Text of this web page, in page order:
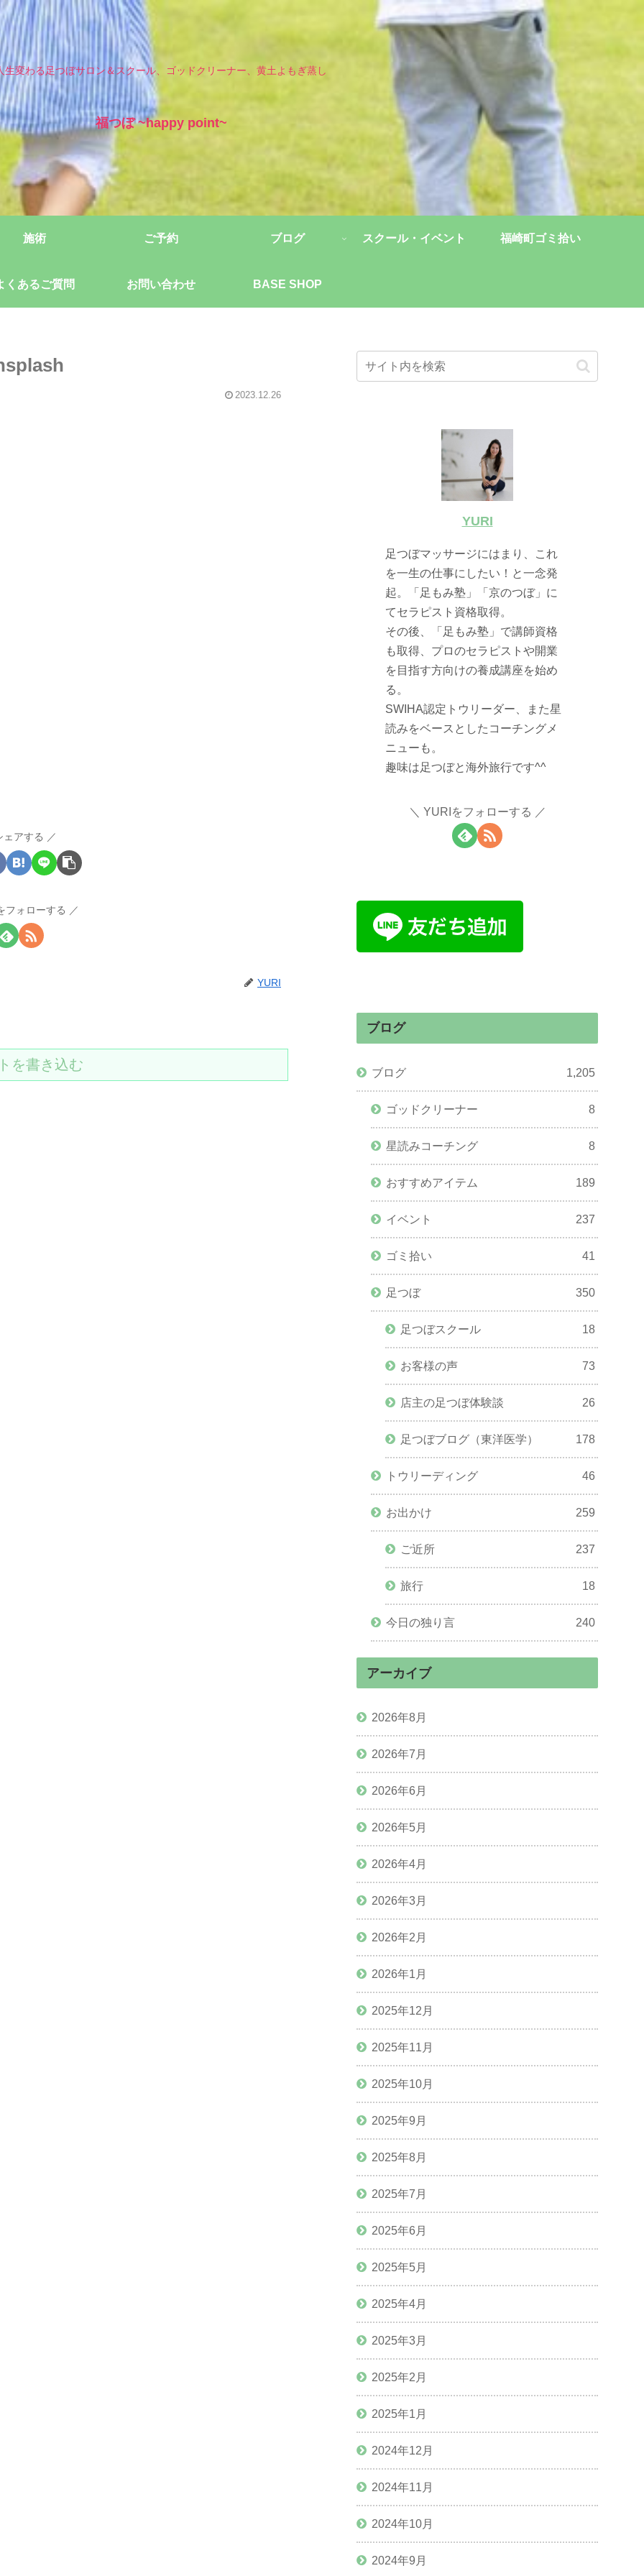
生変わる足つぼサロン＆スクール、ゴッドクリーナー、黄土よもぎ蒸し
福つぼ ~happy point~
施術 ご予約 ブログ スクール・イベント 福崎町ゴミ拾い
くあるご質問 お問い合わせ BASE SHOP
2023.12.26
ェアする
フォローする
YURI
を書き込む
YURI
足つぼマッサージにはまり、これ
を一生の仕事にしたい！と一念発
起。「足もみ塾」「京のつぼ」に
てセラピスト資格取得。
その後、「足もみ塾」で講師資格
も取得、プロのセラピストや開業
を目指す方向けの養成講座を始め
る。
SWIHA認定トウリーダー、また星
読みをベースとしたコーチングメ
ニューも。
趣味は足つぼと海外旅行です^^
YURIをフォローする
ブログ
ブログ 1,205
ゴッドクリーナー 8
星読みコーチング 8
おすすめアイテム 189
イベント 237
ゴミ拾い 41
足つぼ 350
足つぼスクール 18
お客様の声 73
店主の足つぼ体験談 26
足つぼブログ（東洋医学） 178
トウリーディング 46
お出かけ 259
ご近所 237
旅行 18
今日の独り言 240
アーカイブ
2026年8月
2026年7月
2026年6月
2026年5月
2026年4月
2026年3月
2026年2月
2026年1月
2025年12月
2025年11月
2025年10月
2025年9月
2025年8月
2025年7月
2025年6月
2025年5月
2025年4月
2025年3月
2025年2月
2025年1月
2024年12月
2024年11月
2024年10月
2024年9月